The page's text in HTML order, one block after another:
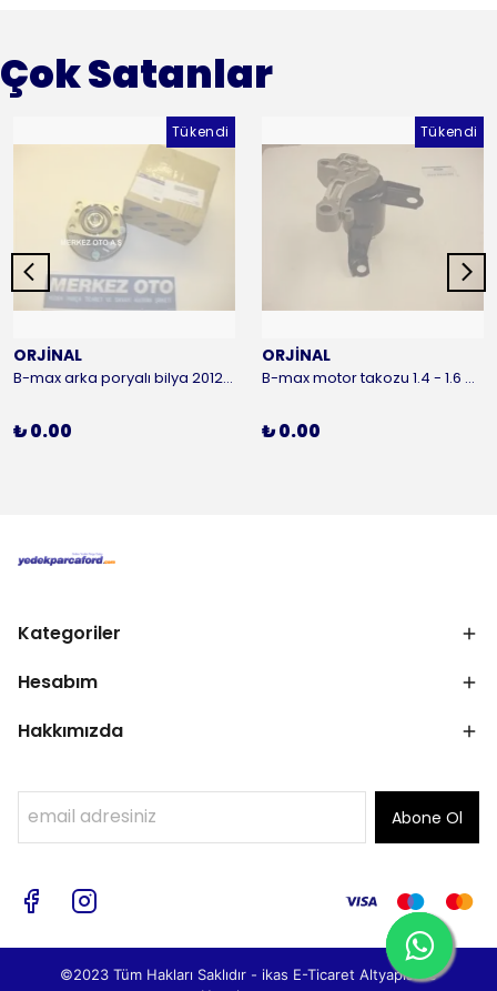
Çok Satanlar
Tükendi
ORJİNAL
B-max arka poryalı bilya 2012-2016 ORJİNAL
₺ 0.00
Tükendi
ORJİNAL
B-max motor takozu 1.4 - 1.6 benzinli 2012-2016 ORJİNAL
₺ 0.00
Kategoriler
Hesabım
Hakkımızda
Abone Ol
©2023 Tüm Hakları Saklıdır - ikas E-Ticaret Altyapısı ile